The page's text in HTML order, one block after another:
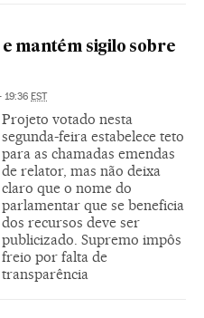
mantém sigilo sobre
19:36 EST
Projeto votado nesta
segunda-feira estabelece teto
para as chamadas emendas
de relator, mas não deixa
claro que o nome do
parlamentar que se beneficia
dos recursos deve ser
publicizado. Supremo impôs
freio por falta de
transparência